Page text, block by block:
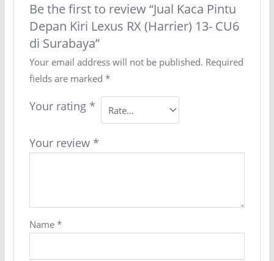
Be the first to review “Jual Kaca Pintu
Depan Kiri Lexus RX (Harrier) 13- CU6
di Surabaya”
Your email address will not be published. Required
fields are marked *
Your rating *
Your review *
Name *